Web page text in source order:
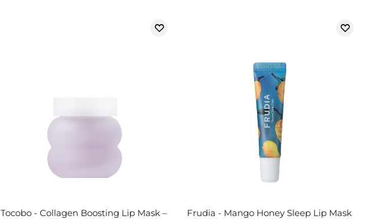
Tocobo - Collagen Boosting Lip Mask –
Frudia - Mango Honey Sleep Lip Mask